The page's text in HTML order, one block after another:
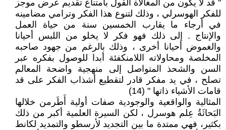
" قد لا يكون من المغالاة القول بامتناع تقديم عرض موجز
للفكر الهوسرلي ، وذلك لتنوع هذا الفكر وترامي مضامينه
في أرجاء ما يقارب الخمسين سنة من حياة العمل
والإنتاج . إلى ذلك فهو فكر لا يخلو من اللبس أحيانا
والغموض أحيانا أخرى ، وذلك بالرغم من جهود صاحبه
المخلصة ومحاولاته اللامنكفئة أبدا للوصول بفكره عبر
السن والشحذ المتواصل إلى منهجية واضحة المعالم
تصلح ، في يد مفكر قادر لتقطيع أشذاب الفكر على قد
قامات الأشياء ذاتها " (14)
المثالية والواقعية والوجودية صفات أولية أَطَرمن خلالها
البَحاثَةُ عِلم هوسرل ، لكن السيرة العلمية أكبر من ذلك
بكثير، فهي ممتدة ما بين التجديد لأرسطو والتمديد لكانط